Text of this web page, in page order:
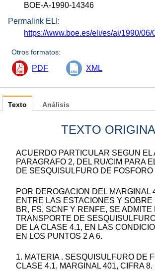
BOE-A-1990-14346
Permalink ELI:
https://www.boe.es/eli/es/ai/1990/06/
Otros formatos:
PDF XML
Texto
TEXTO
ACUERDO PARTICULAR SEGUN EL
PARAGRAFO 2, DEL RU/CIM PARA
DE SESQUISULFURO DE FOSFORO
POR DEROGACION DEL MARGINAL
ENTRE LAS ESTACIONES Y SOBRE
BR, FS, SCNF Y RENFE, SE ADMITE
TRANSPORTE DE
DE LA CLASE 4.1, EN LAS
EN LOS PUNTOS 2 A 6.
1. MATERIA . SESQUISULFURO DE
CLASE 4.1, MARGINAL 401, CIFRA 8.
Análisis